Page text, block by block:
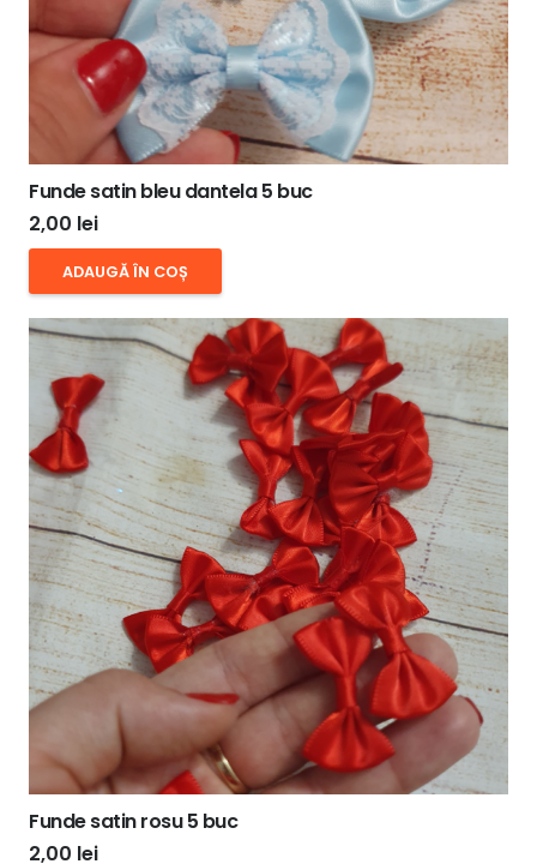
Funde satin bleu dantela 5 buc
2,00 lei
ADAUGĂ ÎN COȘ
Funde satin rosu 5 buc
2,00 lei